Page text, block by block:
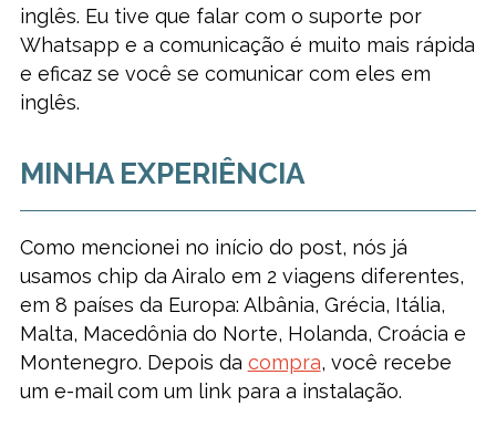
inglês. Eu tive que falar com o suporte por
Whatsapp e a comunicação é muito mais rápida
e eficaz se você se comunicar com eles em
inglês.
MINHA EXPERIÊNCIA
Como mencionei no início do post, nós já
usamos chip da Airalo em 2 viagens diferentes,
em 8 países da Europa: Albânia, Grécia, Itália,
Malta, Macedônia do Norte, Holanda, Croácia e
Montenegro. Depois da compra, você recebe
um e-mail com um link para a instalação.